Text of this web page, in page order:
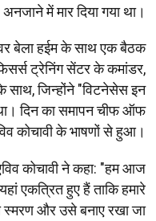
अनजाने में मार दिया गया था।
बेला हईम के साथ एक बैठक
ट्रेनिंग सेंटर के कमांडर,
साथ, जिन्होंने "विटनेसेस इन
था। दिन का समापन चीफ ऑफ
कोचावी के भाषणों से हुआ।
कोचावी ने कहा: "हम आज
एकत्रित हुए हैं ताकि हमारे
स्मरण और उसे बनाए रखा जा